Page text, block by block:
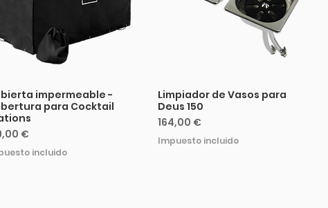
impermeable -
para Cocktail
€
incluido
Limpiador de Vasos para
Deus 150
Precio
164,00 €
Impuesto incluido